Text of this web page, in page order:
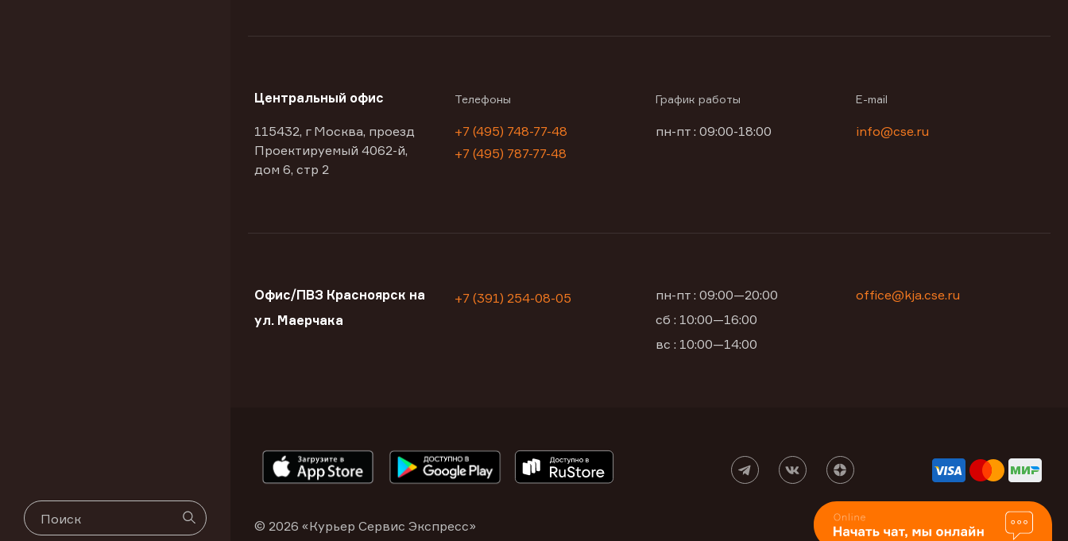
Центральный офис
115432, г Москва, проезд
Проектируемый 4062-й,
дом 6, стр 2
Телефоны
+7 (495) 748-77-48
+7 (495) 787-77-48
График работы
пн-пт : 09:00-18:00
E-mail
info@cse.ru
Офис/ПВЗ Красноярск на
ул. Маерчака
+7 (391) 254-08-05
пн-пт : 09:00—20:00
сб : 10:00—16:00
вс : 10:00—14:00
office@kja.cse.ru
© 2026 «Курьер Сервис Экспресс»